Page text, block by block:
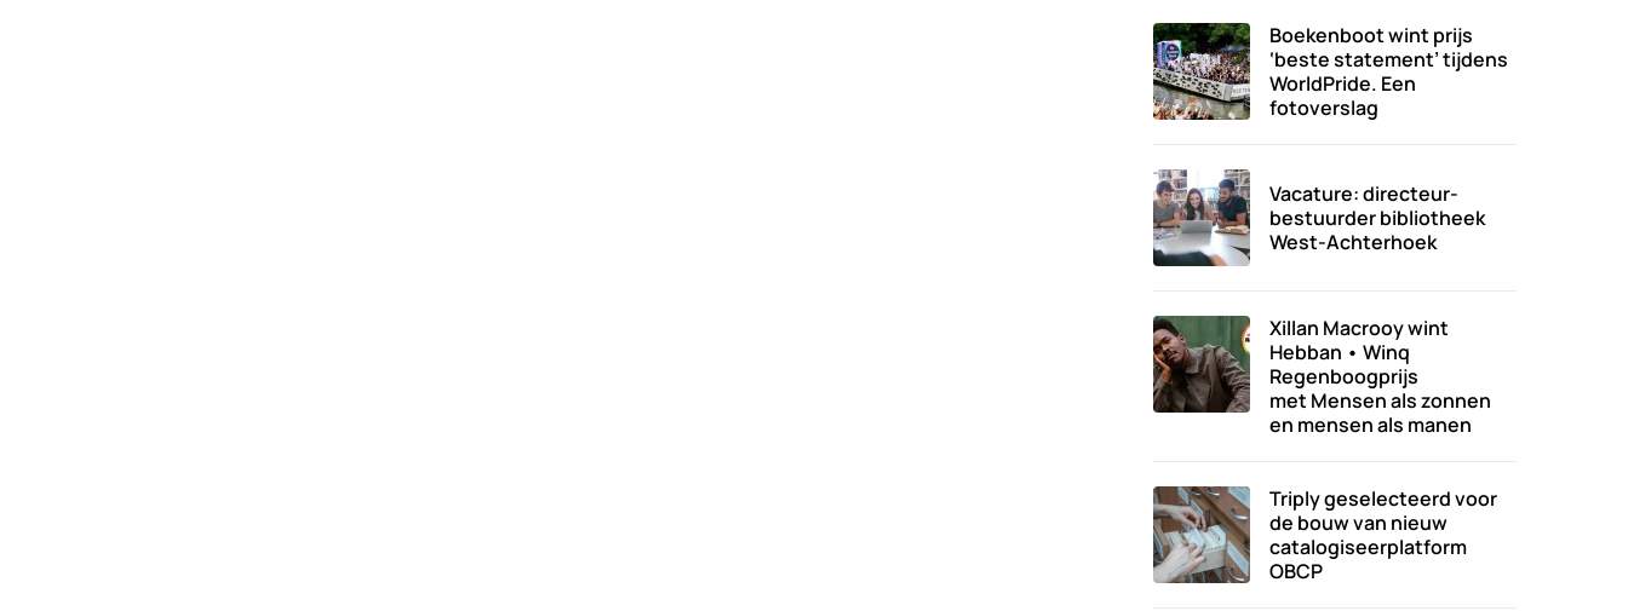
Boekenboot wint prijs
‘beste statement’ tijdens
WorldPride. Een
fotoverslag
Vacature: directeur-
bestuurder bibliotheek
West-Achterhoek
Xillan Macrooy wint
Hebban • Winq
Regenboogprijs
met Mensen als zonnen
en mensen als manen
Triply geselecteerd voor
de bouw van nieuw
catalogiseerplatform
OBCP